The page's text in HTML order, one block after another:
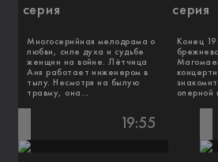
серия
Многосерийная мелодрама о
любви, силе духа и судьбе
женщин на войне. Лётчица
Аня работает инженером в
тылу. Несмотря на былую
травму, она...
серия
Конец
оперной
19:55